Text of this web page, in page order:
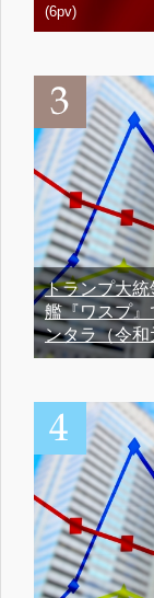
(6pv)
トランプ大
艦『ワスプ
ンタラ（令